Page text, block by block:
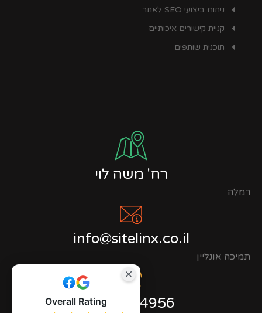
ניתוח ביצועי SEO לאתר
קניית קישורים איכותיים
תוכנית שותפים
רח' משה לוי
רמלה
info@sitelinx.co.il
תמיכה אונליין
0723944956
Overall Rating